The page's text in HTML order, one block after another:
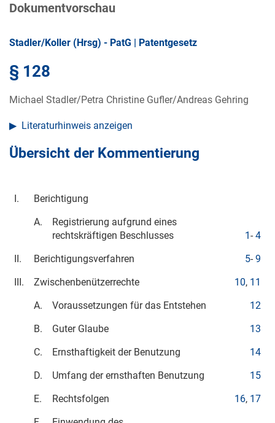
Dokumentvorschau
Stadler/Koller (Hrsg) - PatG | Patentgesetz
§ 128
Michael Stadler/Petra Christine Gufler/Andreas Gehring
Literaturhinweis anzeigen
Übersicht der Kommentierung
I.
Berichtigung
A.
Registrierung aufgrund eines
rechtskräftigen Beschlusses
1 - 4
II.
Berichtigungsverfahren 5- 9
III.
Zwischenbenützerrechte 10, 11
A.
Voraussetzungen für das Entstehen
12
B.
Guter Glaube
13
C.
Ernsthaftigkeit der Benutzung
14
D.
Umfang der ernsthaften Benutzung
15
E.
Rechtsfolgen 16, 17